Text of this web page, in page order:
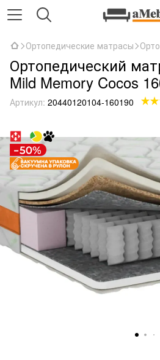
Ортопедические матрасы
Ортопедический
Mild Memory Cocos
Артикул: 20440120104-160190